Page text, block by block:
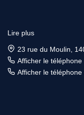
Lire plus
23 rue du Moulin,
Afficher le téléphone
Afficher le téléphone